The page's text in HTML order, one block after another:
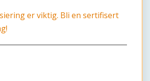
er viktig. Bli en sertifisert